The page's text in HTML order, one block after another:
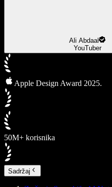
Ali Abdaal
YouTuber
Apple Design Award 2025.
50M+ korisnika
Sadržaj